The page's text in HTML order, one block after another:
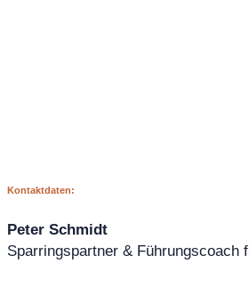
Kontaktdaten:
Peter Schmidt
Sparringspartner & Führungscoach